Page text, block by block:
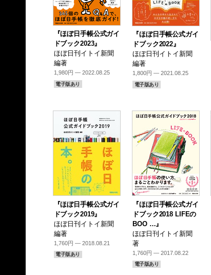
『ほぼ日手帳公式ガイ
ドブック2023』
ほぼ日刊イトイ新聞
編著
1,980円 — 2022.08.25
電子版あり
『ほぼ日手帳公式ガイ
ドブック2022』
ほぼ日刊イトイ新聞
編著
1,800円 — 2021.08.25
電子版あり
『ほぼ日手帳公式ガイ
ドブック2019』
ほぼ日刊イトイ新聞
編著
1,760円 — 2018.08.21
電子版あり
『ほぼ日手帳公式ガイ
ドブック2018 LIFEの
BOO …』
ほぼ日刊イトイ新聞
著
1,760円 — 2017.08.22
電子版あり